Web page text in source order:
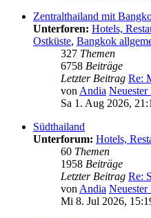
Zentralthailand mit
Unterforen: Hotels,
Ostküste, Bangkok
327 Themen
6758 Beiträge
Letzter Beitrag Re:
von Andia Neuester
Sa 1. Aug 2026,
Südthailand
Unterforum: Hotels,
60 Themen
1958 Beiträge
Letzter Beitrag Re:
von Andia Neuester
Mi 8. Jul 2026,